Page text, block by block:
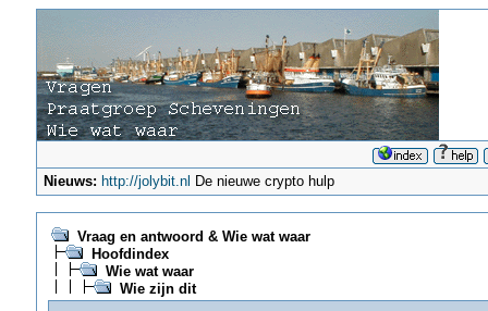
Nieuws: http://jolybit.nl De nieuwe crypto hulp
Vraag en antwoord & Wie wat waar
Hoofdindex
Wie wat waar
Wie zijn dit